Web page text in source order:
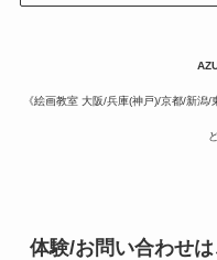
《絵画教室 大阪/兵庫(神戸)/京都/新
体験/お問い合わせ